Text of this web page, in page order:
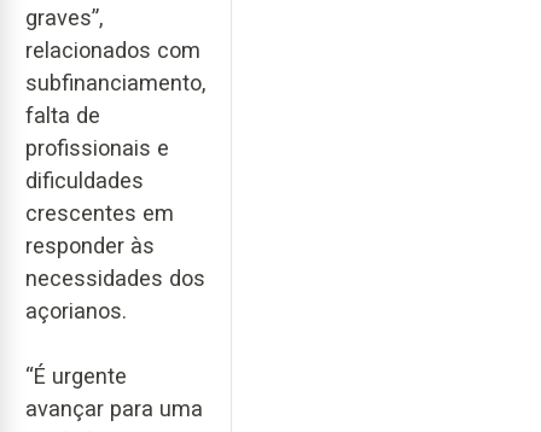
graves”,
relacionados com
subfinanciamento,
falta de
profissionais e
dificuldades
crescentes em
responder às
necessidades dos
açorianos.
“É urgente
avançar para uma